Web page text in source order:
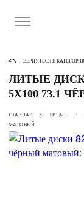
ВЕРНУТЬСЯ В
ЛИТЫЕ ДИСКИ
5X100 73.1
ГЛАВНАЯ ЛИТЫЕ
МАТОВЫЙ